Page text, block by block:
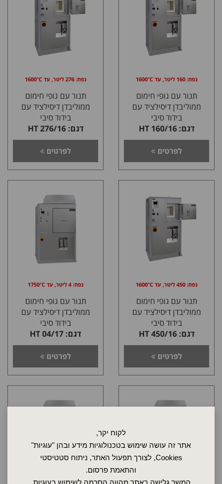
לקוח יקר,
אתר זה עושה שימוש בטכנולוגיות מידע ובהן "עוגיות"
Cookies, לצורך תפעול האתר, ניתוח סטטיסטי
והתאמת פרסום.
המשך גלישה באתר מהווה הסכמה לשימוש בעוגיות,
נפח: 160 ליטר, עד 1600°C
תנור עם גופי חימום
ממוליבדן דיסילציד עם
בידוד סיבי
דגם: HT 160/16
לפרטים
נפח: 276 ליטר, עד 1600°C
תנור עם גופי חימום
ממוליבדן דיסילציד עם
בידוד סיבי
דגם: HT 276/16
לפרטים
נפח: 450 ליטר, עד 1600°C
תנור עם גופי חימום
ממוליבדן דיסילציד עם
בידוד סיבי
דגם: HT 450/16
לפרטים
נפח: 4 ליטר, עד 1750°C
תנור עם גופי חימום
ממוליבדן דיסילציד עם
בידוד סיבי
דגם: HT 04/17
לפרטים